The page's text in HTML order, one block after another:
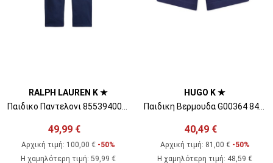
RALPH LAUREN K ★
49,99 €
Αρχική τιμή: 100,00 € -50%
Η χαμηλότερη τιμή: 59,99 €
HUGO K ★
40,49 €
Αρχική τιμή: 81,00 € -50%
Η χαμηλότερη τιμή: 48,59 €